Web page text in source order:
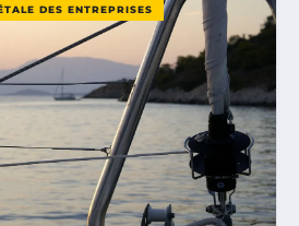
DES ENTREPRISES